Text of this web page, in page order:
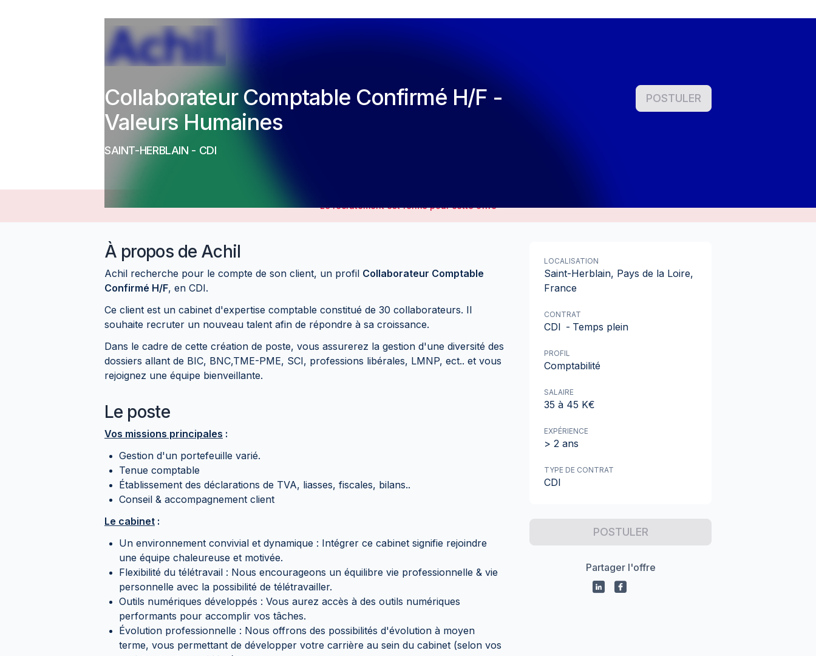
Collaborateur Comptable Confirmé H/F -
Valeurs Humaines
SAINT-HERBLAIN - CDI
POSTULER
Le recrutement est fermé pour cette offre
À propos de Achil
Achil recherche pour le compte de son client, un profil Collaborateur Comptable
Confirmé H/F, en CDI.
Ce client est un cabinet d'expertise comptable constitué de 30 collaborateurs. Il
souhaite recruter un nouveau talent afin de répondre à sa croissance.
Dans le cadre de cette création de poste, vous assurerez la gestion d'une diversité des
dossiers allant de BIC, BNC,TME-PME, SCI, professions libérales, LMNP, ect.. et vous
rejoignez une équipe bienveillante.
Le poste
Vos missions principales :
Gestion d'un portefeuille varié.
Tenue comptable
Établissement des déclarations de TVA, liasses, fiscales, bilans..
Conseil & accompagnement client
Le cabinet :
Un environnement convivial et dynamique : Intégrer ce cabinet signifie rejoindre
une équipe chaleureuse et motivée.
Flexibilité du télétravail : Nous encourageons un équilibre vie professionnelle & vie
personnelle avec la possibilité de télétravailler.
Outils numériques développés : Vous aurez accès à des outils numériques
performants pour accomplir vos tâches.
Évolution professionnelle : Nous offrons des possibilités d'évolution à moyen
terme, vous permettant de développer votre carrière au sein du cabinet (selon vos
LOCALISATION
Saint-Herblain, Pays de la Loire,
France
CONTRAT
CDI - Temps plein
PROFIL
Comptabilité
SALAIRE
35 à 45 K€
EXPÉRIENCE
> 2 ans
TYPE DE CONTRAT
CDI
POSTULER
Partager l'offre